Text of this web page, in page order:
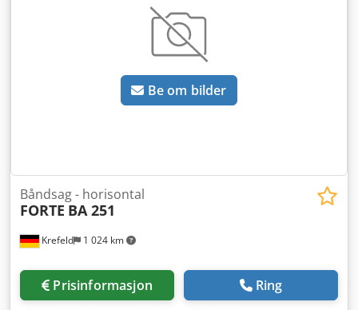
Be om bilder
Krefeld 1 024 km
Båndsag - horisontal
FORTE BA 251
Prisinformasjon Ring